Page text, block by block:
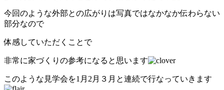
今回のような外部との広がりは写真ではなかなか伝わらない
部分なので
体感していただくことで
非常に家づくりの参考になると思います
このような見学会を1月2月３月と連続で行なっていきます